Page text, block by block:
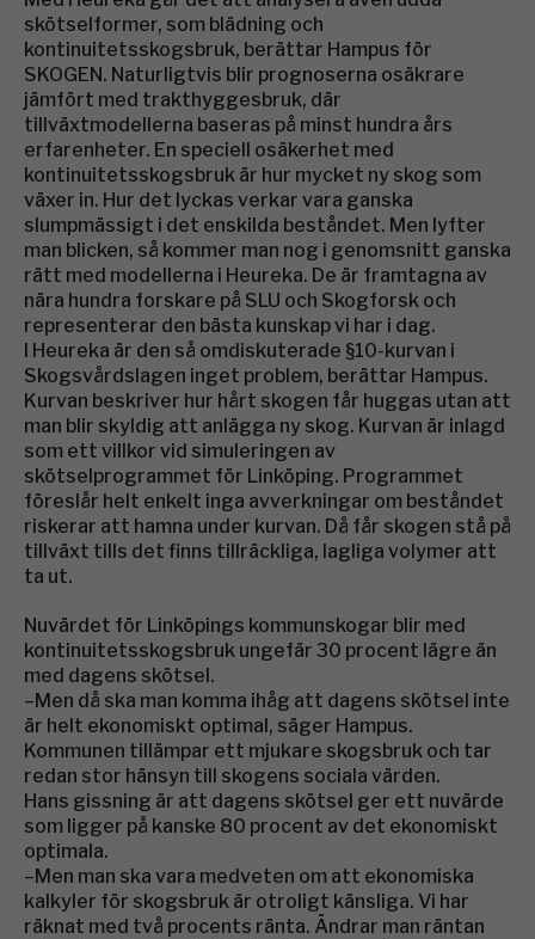
skötselformer, som blädning och
kontinuitetsskogsbruk, berättar Hampus för
SKOGEN. Naturligtvis blir prognoserna osäkrare
jämfört med trakthyggesbruk, där
tillväxtmodellerna baseras på minst hundra års
erfarenheter. En speciell osäkerhet med
kontinuitetsskogsbruk är hur mycket ny skog som
växer in. Hur det lyckas verkar vara ganska
slumpmässigt i det enskilda beståndet. Men lyfter
man blicken, så kommer man nog i genomsnitt ganska
rätt med modellerna i Heureka. De är framtagna av
nära hundra forskare på SLU och Skogforsk och
representerar den bästa kunskap vi har i dag.
I Heureka är den så omdiskuterade §10-kurvan i
Skogsvårdslagen inget problem, berättar Hampus.
Kurvan beskriver hur hårt skogen får huggas utan att
man blir skyldig att anlägga ny skog. Kurvan är inlagd
som ett villkor vid simuleringen av
skötselprogrammet för Linköping. Programmet
föreslår helt enkelt inga avverkningar om beståndet
riskerar att hamna under kurvan. Då får skogen stå på
tillväxt tills det finns tillräckliga, lagliga volymer att
ta ut.
Nuvärdet för Linköpings kommunskogar blir med
kontinuitetsskogsbruk ungefär 30 procent lägre än
med dagens skötsel.
–Men då ska man komma ihåg att dagens skötsel inte
är helt ekonomiskt optimal, säger Hampus.
Kommunen tillämpar ett mjukare skogsbruk och tar
redan stor hänsyn till skogens sociala värden.
Hans gissning är att dagens skötsel ger ett nuvärde
som ligger på kanske 80 procent av det ekonomiskt
optimala.
–Men man ska vara medveten om att ekonomiska
kalkyler för skogsbruk är otroligt känsliga. Vi har
räknat med två procents ränta. Ändrar man räntan